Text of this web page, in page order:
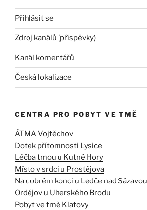
Přihlásit se
Zdroj kanálů (příspěvky)
Kanál komentářů
Česká lokalizace
CENTRA PRO POBYT VE TMĚ
ÁTMA Vojtěchov
Dotek přítomnosti Lysice
Léčba tmou u Kutné Hory
Místo v srdci u Prostějova
Na dobrém konci u Ledče nad Sázavou
Ordějov u Uherského Brodu
Pobyt ve tmě Klatovy